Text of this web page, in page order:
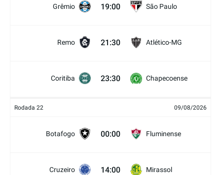
Grêmio 19:00 São Paulo
Remo 21:30 Atlético-MG
Coritiba 23:30 Chapecoense
Rodada 22 09/08/2026
Botafogo 00:00 Fluminense
Cruzeiro 14:00 Mirassol